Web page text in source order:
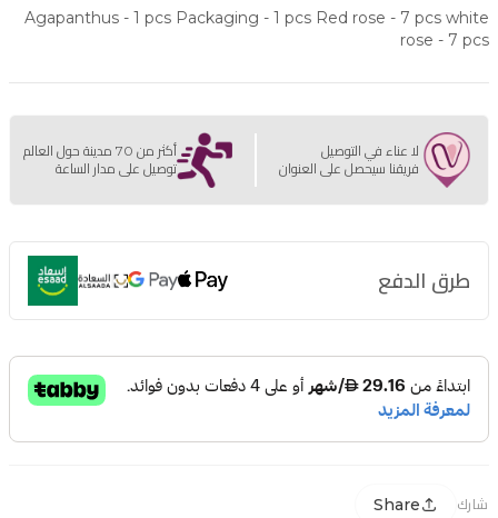
Agapanthus - 1 pcs Packaging - 1 pcs Red rose - 7 pcs white
rose - 7 pcs
لا عناء في التوصيل
فريقنا سيحصل على العنوان
أكثر من 70 مدينة حول العالم
توصيل على مدار الساعة
طرق الدفع
شارك Share